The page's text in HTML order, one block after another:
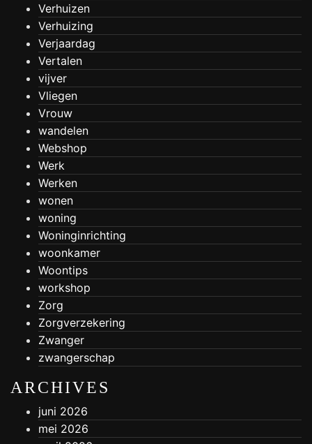
Verhuizen
Verhuizing
Verjaardag
Vertalen
vijver
Vliegen
Vrouw
wandelen
Webshop
Werk
Werken
wonen
woning
Woninginrichting
woonkamer
Woontips
workshop
Zorg
Zorgverzekering
Zwanger
zwangerschap
ARCHIVES
juni 2026
mei 2026